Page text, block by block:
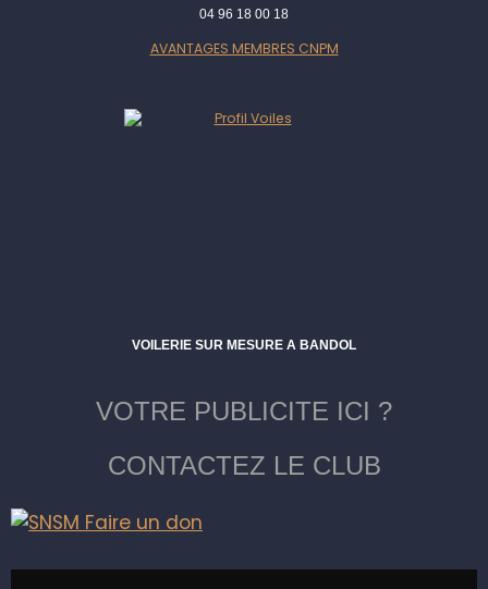
04 96 18 00 18
AVANTAGES MEMBRES CNPM
VOILERIE SUR MESURE A BANDOL
VOTRE PUBLICITE ICI ?
CONTACTEZ LE CLUB